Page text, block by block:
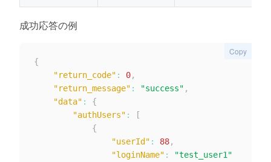
成功応答の例
{
"return_code" : 0,
"return_message" : "success" ,
"data" :
{
"authUsers" :
[
{
"userId" : 88,
"loginName" :
"test_user1"
Copy